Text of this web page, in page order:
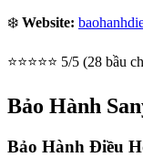
❄️ Website:
⭐⭐⭐⭐⭐ 5/5 (28 bầu
Bảo Hành
Bảo Hành Điều